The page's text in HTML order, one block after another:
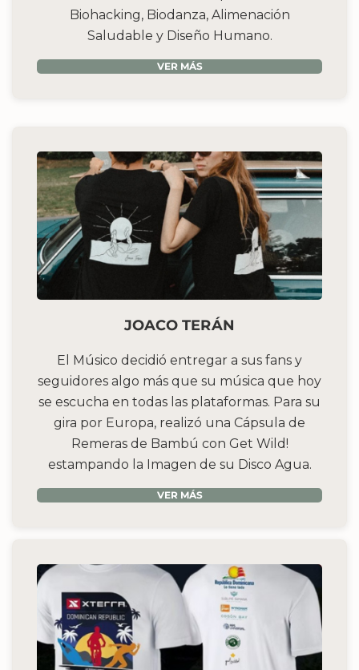
Biohacking, Biodanza, Alimenación
Saludable y Diseño Humano.
VER MÁS
JOACO TERÁN
El Músico decidió entregar a sus fans y
seguidores algo más que su música que hoy
se escucha en todas las plataformas. Para su
gira por Europa, realizó una Cápsula de
Remeras de Bambú con Get Wild!
estampando la Imagen de su Disco Agua.
VER MÁS